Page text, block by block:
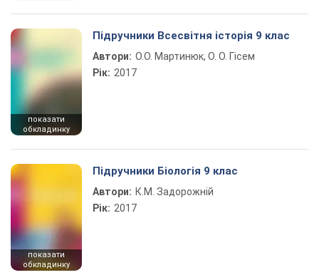
показати
обкладинку
Підручники Всесвітня історія 9 клас
Автори: О.О. Мартинюк, О. О. Гісем
Рік: 2017
показати
обкладинку
Підручники Біологія 9 клас
Автори: К.М. Задорожній
Рік: 2017